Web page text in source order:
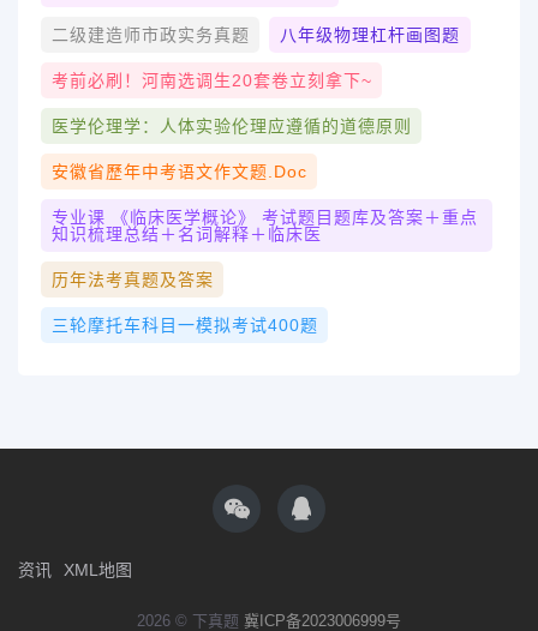
二级建造师市政实务真题 八年级物理杠杆画图题
考前必刷！河南选调生20套卷立刻拿下~
医学伦理学：人体实验伦理应遵循的道德原则
安徽省歷年中考语文作文题.doc
专业课 《临床医学概论》 考试题目题库及答案＋重点
知识梳理总结＋名词解释＋临床医
历年法考真题及答案
三轮摩托车科目一模拟考试400题
资讯 XML地图
2026 © 下真题 冀ICP备2023006999号